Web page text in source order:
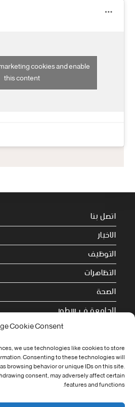
Cookie Consent
we use technologies like cookies to store
Consenting to these technologies will
browsing behavior or unique IDs on this site.
consent, may adversely affect certain
features and functions.
cookies and enable
this content
اتصل بنا
الاخبار
التوظيف
التظاهرات
الصحة
الجامعة في سطور
Cookie Policy (EU)
معلومات الاتصال
Address:
جامعة العربي التبسي طريق قسنطينة